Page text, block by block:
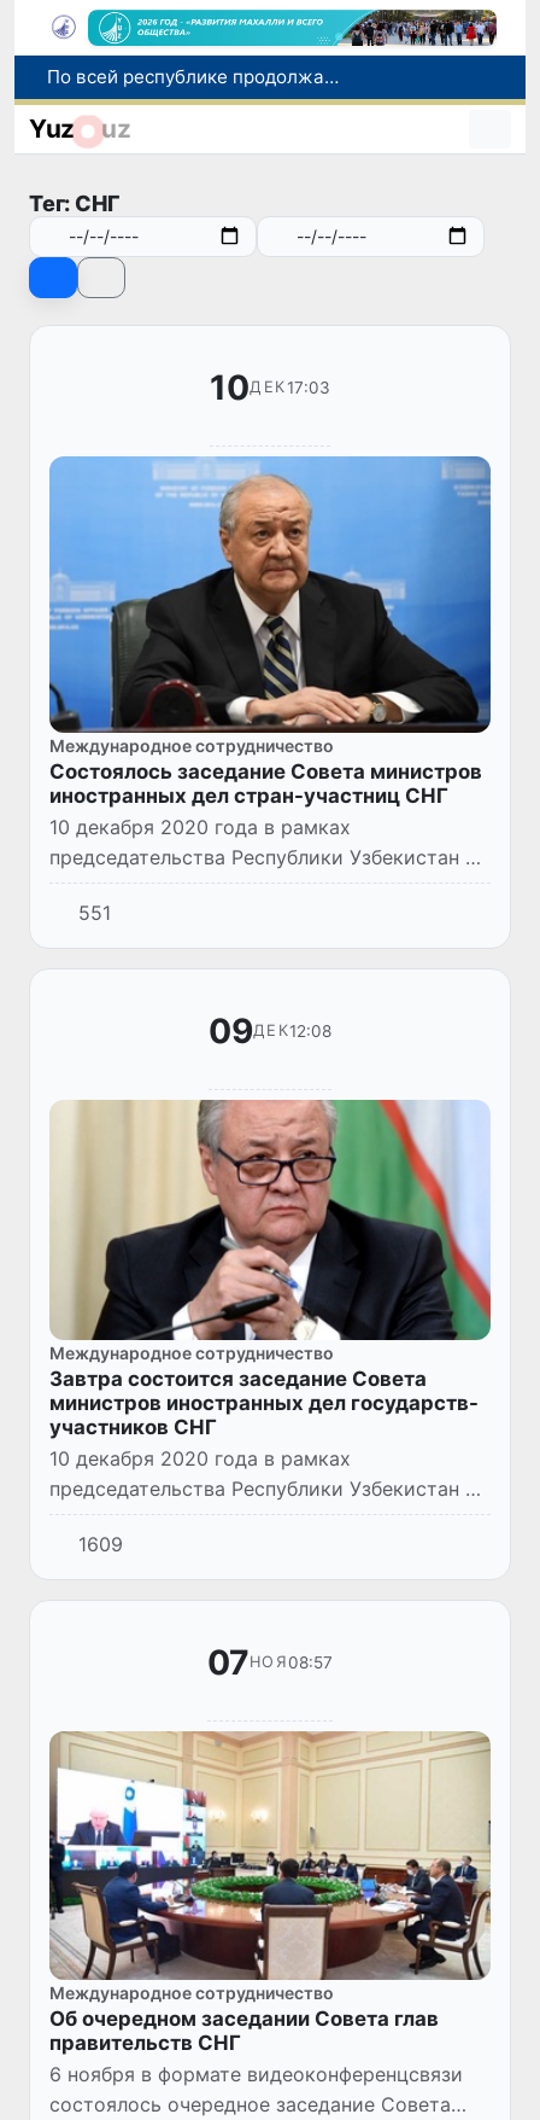
По всей республике продолжаются мероприятия в рамках акции «Актуальные 40 дней»
Оказавшийся в сложной ситуации в Германии соотечественник возвращен в Узбекистан
В Сенате состоялась встреча с представителем Госдепартамента США
Yuz uz
Тег: СНГ
10ДЕК17:03
Международное сотрудничество
Состоялось заседание Совета министров
иностранных дел стран-участниц СНГ
10 декабря 2020 года в рамках
председательства Республики Узбекистан в
Содружестве Независимых Государств
состоялось очередное заседание Совета
министров иностранных дел Содружеств...
551
09ДЕК12:08
Международное сотрудничество
Завтра состоится заседание Совета
министров иностранных дел государств-
участников СНГ
10 декабря 2020 года в рамках
председательства Республики Узбекистан в
Содружестве Независимых Государств
состоится заседание Совета министров
иностранных дел государств-участников...
1609
07НОЯ08:57
Международное сотрудничество
Об очередном заседании Совета глав
правительств СНГ
6 ноября в формате видеоконференцсвязи
состоялось очередное заседание Совета